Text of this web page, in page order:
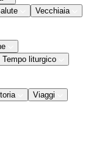
Vecchiaia
Tempo liturgico
Viaggi